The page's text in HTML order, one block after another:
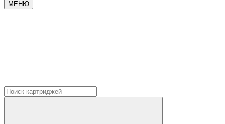
МЕНЮ